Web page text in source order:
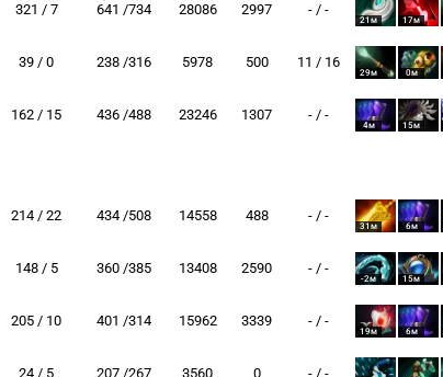
321 / 7 641 /734 28086 2997 - / -
21м 17м
39 / 0 238 /316 5978 500 11 / 16
29м 0м
162 / 15 436 /488 23246 1307 - / -
4м 15м
214 / 22 434 /508 14558 488 - / -
31м 6м
148 / 5 360 /385 13408 2590 - / -
-2м 15м
205 / 10 401 /314 15962 3339 - / -
19м 6м
24 / 5 207 /267 3560 0 - / -